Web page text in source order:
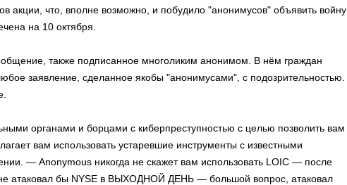
акции, что, вполне возможно, и побудило "анонимусов" объявить войну
на 10 октября.
также подписанное многоликим анонимом. В нём граждан
заявление, сделанное якобы "анонимусами", с подозрительностью.
органами и борцами с киберпреступностью с целью позволить вам
вам использовать устаревшие инструменты с известными
— Anonymous никогда не скажет вам использовать LOIC — после
атаковал бы NYSE в ВЫХОДНОЙ ДЕНЬ — большой вопрос, атаковал